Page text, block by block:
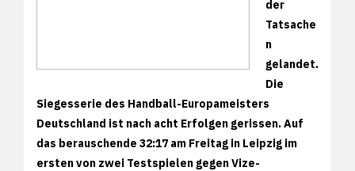
der
Tatsache
n
gelandet.
Die
Siegesserie des Handball-Europameisters
Deutschland ist nach acht Erfolgen gerissen. Auf
das berauschende 32:17 am Freitag in Leipzig im
ersten von zwei Testspielen gegen Vize-